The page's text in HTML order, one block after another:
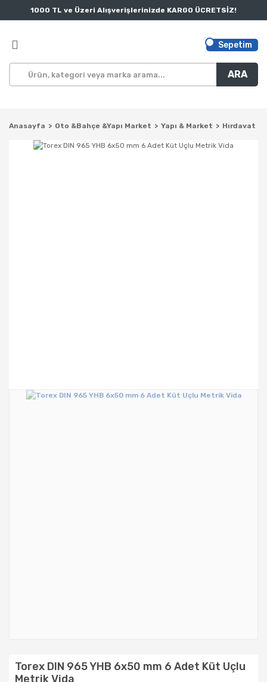
1000 TL ve Üzeri Alışverişlerinizde KARGO ÜCRETSİZ!
ARA
Sepetim
Anasayfa Oto &Bahçe &Yapı Market Yapı & Market Hırdavat
Torex DIN 965 YHB 6x50 mm 6 Adet Küt Uçlu
Metrik Vida